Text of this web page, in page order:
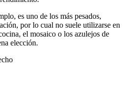
es uno de los más pesados,
por lo cual no suele utilizarse en
el mosaico o los azulejos de
elección.